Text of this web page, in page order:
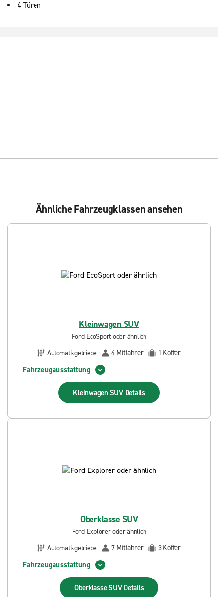
4 Türen
Ähnliche Fahrzeugklassen ansehen
Kleinwagen SUV
Ford EcoSport oder ähnlich
Automatikgetriebe
4 Mitfahrer 1 Koffer
Fahrzeugausstattung
Kleinwagen SUV Details
Oberklasse SUV
Ford Explorer oder ähnlich
Automatikgetriebe
7 Mitfahrer 3Koffer
Fahrzeugausstattung
Oberklasse SUV Details